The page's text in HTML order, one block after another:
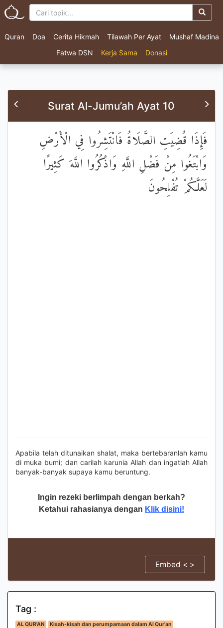
Quran Doa Cerita Hikmah Tilawah Per Ayat
Mushaf Madina
Fatwa DSN
Kerja Sama Donasi
Surat Al-Jumu’ah Ayat 10
فَإِذَا قُضِيَتِ الصَّلَاةُ فَانْتَشِرُوا فِي الْأَرْضِ
وَابْتَغُوا مِنْ فَضْلِ اللَّهِ وَاذْكُرُوا اللَّهَ كَثِيرًا
لَعَلَّكُمْ تُفْلِحُونَ
Apabila telah ditunaikan shalat, maka bertebaranlah kamu
di muka bumi; dan carilah karunia Allah dan ingatlah Allah
banyak-banyak supaya kamu beruntung.
Ingin rezeki berlimpah dengan berkah?
Ketahui rahasianya dengan Klik disini!
Embed < >
Tag :
AL QUR'AN
Kisah-kisah dan perumpamaan dalam Al Qur'an